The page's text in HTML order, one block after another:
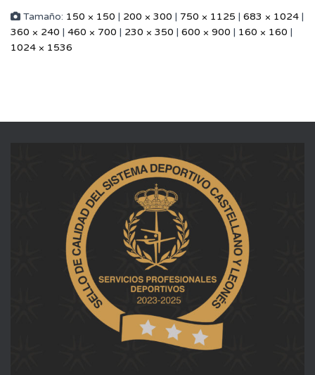
Tamaño: 150 × 150 | 200 × 300 | 750 × 1125 | 683 × 1024 |
360 × 240 | 460 × 700 | 230 × 350 | 600 × 900 | 160 × 160 |
1024 × 1536